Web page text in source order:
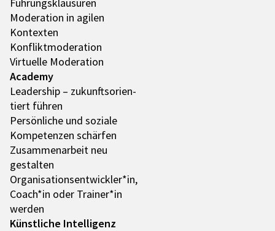
Mode­ra­tion in agilen
Kontex­ten
Konflikt­mo­de­ra­tion
Virtu­elle Mode­ra­tion
Academy
Leader­ship – zukunfts­ori­en­
tiert führen
Persön­li­che und soziale
Kompe­ten­zen schär­fen
Zusam­men­ar­beit neu
gestal­ten
Organisationsentwickler*in,
Coach*in oder Trainer*in
werden
Künst­li­che Intel­li­genz